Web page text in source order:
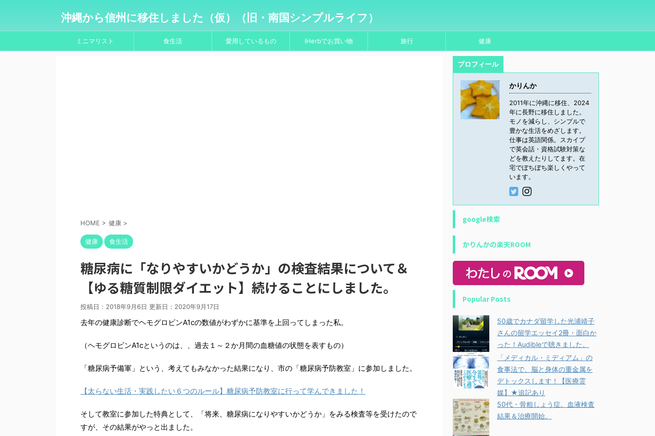
沖縄から信州に移住しました（仮）（旧・南国シンプルライフ）
ミニマリスト 食生活 愛用しているもの iHerbでお買い物 旅行 健康
HOME > 健康 >
健康 食生活
糖尿病に「なりやすいかどうか」の検査結果について＆
【ゆる糖質制限ダイエット】続けることにしました。
投稿日：2018年9月6日 更新日： 2020年9月17日
去年の健康診断でヘモグロビンA1cの数値がわずかに基準を上回ってしまった私。
（ヘモグロビンA1cというのは、、過去１～２か月間の血糖値の状態を表すもの）
「糖尿病予備軍」という、考えてもみなかった結果になり、市の「糖尿病予防教室」に参加しました。
【太らない生活・実践したい６つのルール】糖尿病予防教室に行って学んできました！
そして教室に参加した特典として、「将来、糖尿病になりやすいかどうか」をみる検査等を受けたので
すが、その結果がやっと出ました。
プロフィール
かりんか
2011年に沖縄に移住、2024
年に長野に移住しました。
モノを減らし、シンプルで
豊かな生活をめざします。
仕事は英語関係。スカイプ
で英会話・資格試験対策な
どを教えたりしてます。在
宅でぼちぼち楽しくやって
います。
google検索
かりんかの楽天ROOM
Popular Posts
50歳でカナダ留学した光浦靖子
さんの留学エッセイ2冊・面白か
った！Audibleで聴きました。
「メディカル・ミディアム」の
食事法で、脳と身体の重金属を
デトックスします！【医療霊
媒】★追記あり
50代・骨粗しょう症。血液検査
結果＆治療開始。